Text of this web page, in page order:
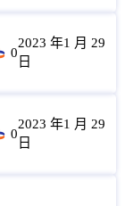
0
2023 年1 月 29
日
0
2023 年1 月 29
日